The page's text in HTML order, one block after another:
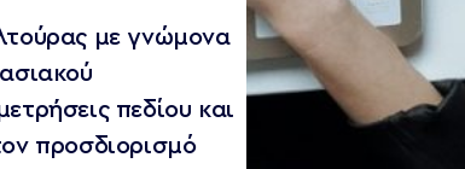
με γνώμονα
πεδίου και
προσδιορισμό